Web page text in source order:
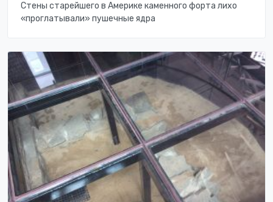
Стены старейшего в Америке каменного форта лихо
«проглатывали» пушечные ядра